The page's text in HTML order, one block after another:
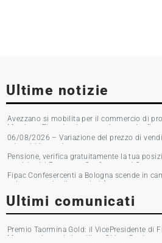
Ultime notizie
Avezzano si mobilita per il commercio di
Marsica e Fipac in piazza per la raccolta firme
06/08/2026 – Variazione del prezzo di
tabacchi lavorati
Pensione, verifica gratuitamente la tua
servizio del Patronato Confesercenti Grosseto
Fipac Confesercenti a Bologna scende in
sul commercio di prossimità
Ultimi comunicati
Premio Taormina Gold: il VicePresidente di
Musumeci premia la stilista Chiara Boni